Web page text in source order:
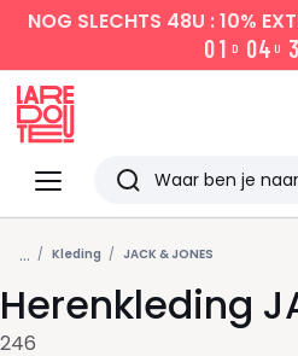
NOG SLECHTS 48U : 10%
01 D 04 U 3
Menu
Redoute
Zoeken
Laatst
bekeken
... Kleding JACK & JONES
Herenkleding
246